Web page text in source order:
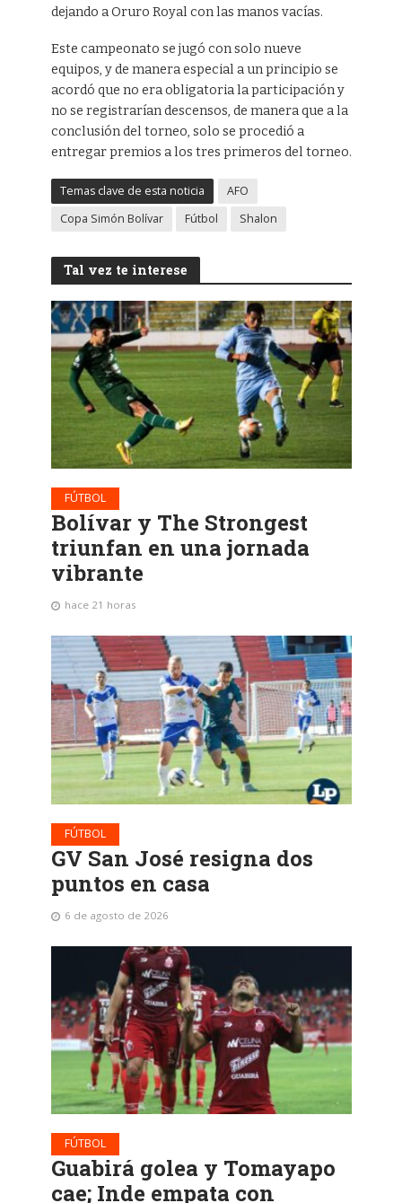
dejando a Oruro Royal con las manos vacías.
Este campeonato se jugó con solo nueve
equipos, y de manera especial a un principio se
acordó que no era obligatoria la participación y
no se registrarían descensos, de manera que a la
conclusión del torneo, solo se procedió a
entregar premios a los tres primeros del torneo.
Temas clave de esta noticia
AFO
Copa Simón Bolívar
Fútbol Shalon
Tal vez te interese
FÚTBOL
Bolívar y The Strongest
triunfan en una jornada
vibrante
hace 21 horas
FÚTBOL
GV San José resigna dos
puntos en casa
6 de agosto de 2026
FÚTBOL
Guabirá golea y Tomayapo
cae; Inde empata con